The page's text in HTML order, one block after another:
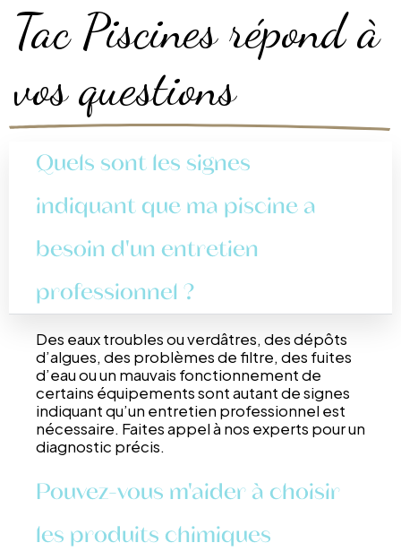
Tac Piscines répond à
vos questions
Quels sont les signes
indiquant que ma piscine a
besoin d'un entretien
professionnel ?
Des eaux troubles ou verdâtres, des dépôts
d’algues, des problèmes de filtre, des fuites
d’eau ou un mauvais fonctionnement de
certains équipements sont autant de signes
indiquant qu’un entretien professionnel est
nécessaire. Faites appel à nos experts pour un
diagnostic précis.
Pouvez-vous m'aider à choisir
les produits chimiques